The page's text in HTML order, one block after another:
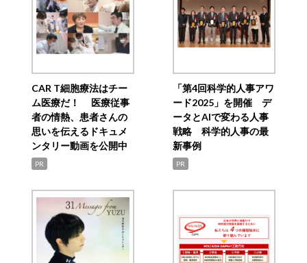
CAR T細胞療法はチー
ム医療だ！ 医療従事
者の情熱、患者さんの
思いを伝えるドキュメ
ンタリー動画を公開中
PR
「第4回科学的人事アワ
ード2025」を開催 デ
ータとAIで変わる人事
戦略 科学的人事の最
新事例
PR